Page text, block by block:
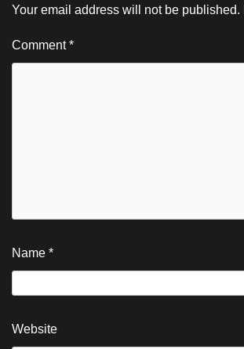
Your email address will not be published.
Comment*
Name *
Website